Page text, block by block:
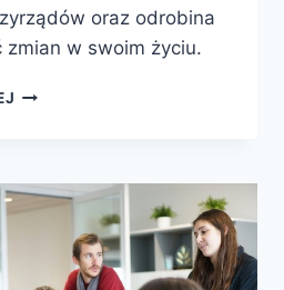
oraz odrobina
zmian w swoim życiu.
JAK
KROK
KROKU?